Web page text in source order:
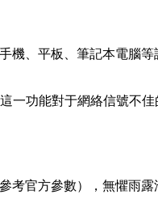
、平板、筆記本電腦
一功能對于網絡信號不
考官方參數），無懼雨